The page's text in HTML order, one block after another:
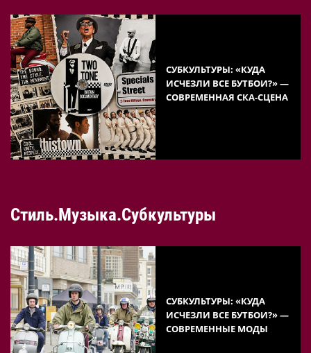
СУБКУЛЬТУРЫ: «КУДА
ИСЧЕЗЛИ ВСЕ БУТБОИ?» —
СОВРЕМЕННАЯ СКА-СЦЕНА
Стиль.Музыка.Субкультуры
СУБКУЛЬТУРЫ: «КУДА
ИСЧЕЗЛИ ВСЕ БУТБОИ?» —
СОВРЕМЕННЫЕ МОДЫ